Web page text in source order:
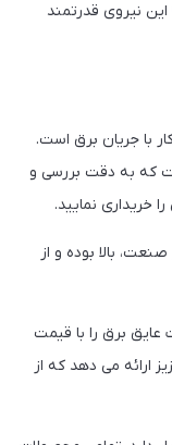
نیروی قدرتمند
با جریان برق است.
که به دقت بررسی و
خریداری نمایید.
بالا بوده و از
برق را با قیمت
ارائه می دهد که از